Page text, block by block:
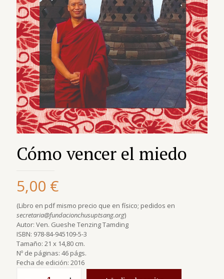
Cómo vencer el miedo
5,00 €
(Libro en pdf mismo precio que en físico; pedidos en
secretaria@fundacionchusuptsang.org)
Autor: Ven. Gueshe Tenzing Tamding
ISBN: 978-84-945109-5-3
Tamaño: 21 x 14,80 cm.
Nº de páginas: 46 págs.
Fecha de edición: 2016